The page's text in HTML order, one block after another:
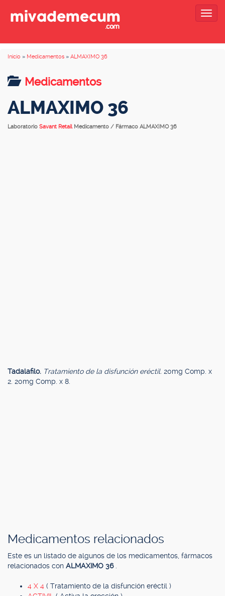
Inicio » Medicamentos » ALMAXIMO 36
Medicamentos
ALMAXIMO 36
Laboratorio Savant Retail Medicamento / Fármaco ALMAXIMO 36
Tadalafilo. Tratamiento de la disfunción eréctil. 20mg Comp. x
2. 20mg Comp. x 8.
Medicamentos relacionados
Este es un listado de algunos de los medicamentos, fármacos
relacionados con ALMAXIMO 36
4 X 4 ( Tratamiento de la disfunción eréctil )